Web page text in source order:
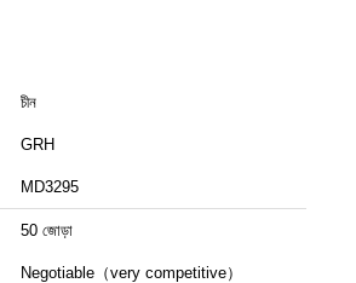
চীন
GRH
MD3295
50 জোড়া
Negotiable（very competitive）